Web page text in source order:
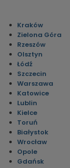
Kraków
Zielona Góra
Rzeszów
Olsztyn
Łódź
Szczecin
Warszawa
Katowice
Lublin
Kielce
Toruń
Białystok
Wrocław
Opole
Gdańsk